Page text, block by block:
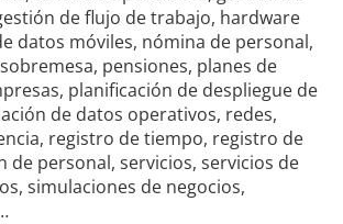
de flujo de trabajo, hardware
datos móviles, nómina de personal,
pensiones, planes de
planificación de despliegue de
de datos operativos, redes,
registro de tiempo, registro de
de personal, servicios, servicios de
simulaciones de negocios,